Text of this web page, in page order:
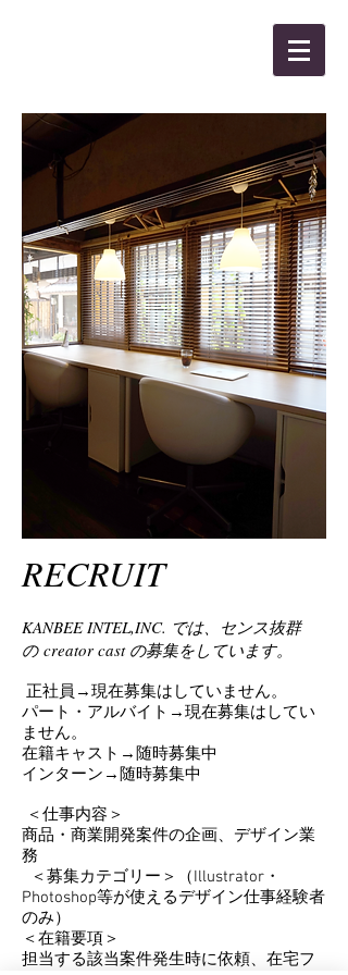
RECRUIT
KANBEE INTEL,INC. では、センス抜群
の creator cast の募集をしています。
正社員→現在募集はしていません。
パート・アルバイト→現在募集はしてい
ません。
在籍キャスト→随時募集中
インターン→随時募集中
＜仕事内容＞
商品・商業開発案件の企画、デザイン業
務
＜募集カテゴリー＞（Illustrator・
Photoshop等が使えるデザイン仕事経験者
のみ）
＜在籍要項＞
担当する該当案件発生時に依頼、在宅フ